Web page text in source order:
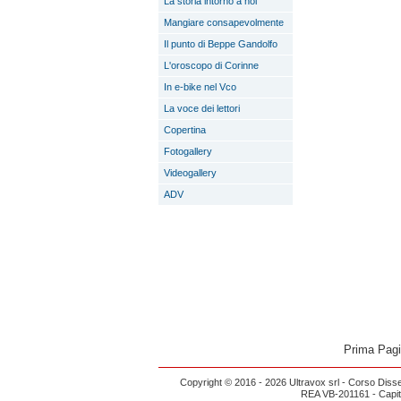
Mangiare consapevolmente
Il punto di Beppe Gandolfo
L'oroscopo di Corinne
In e-bike nel Vco
La voce dei lettori
Copertina
Fotogallery
Videogallery
ADV
Prima
Copyright © 2016 - 2026 Ultravox srl - Corso
REA VB-201161 -